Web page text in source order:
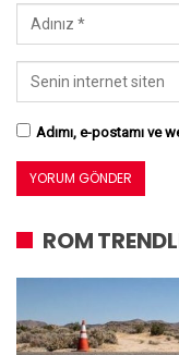
Adımı, e-postamı ve
ROM